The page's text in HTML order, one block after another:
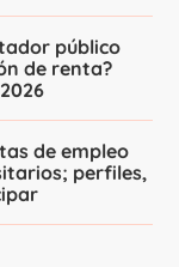
público
de renta?
de empleo
perfiles,